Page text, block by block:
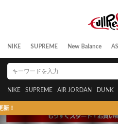
NIKE SUPREME New Balance
NIKE SUPREME AIR JORDAN DUNK